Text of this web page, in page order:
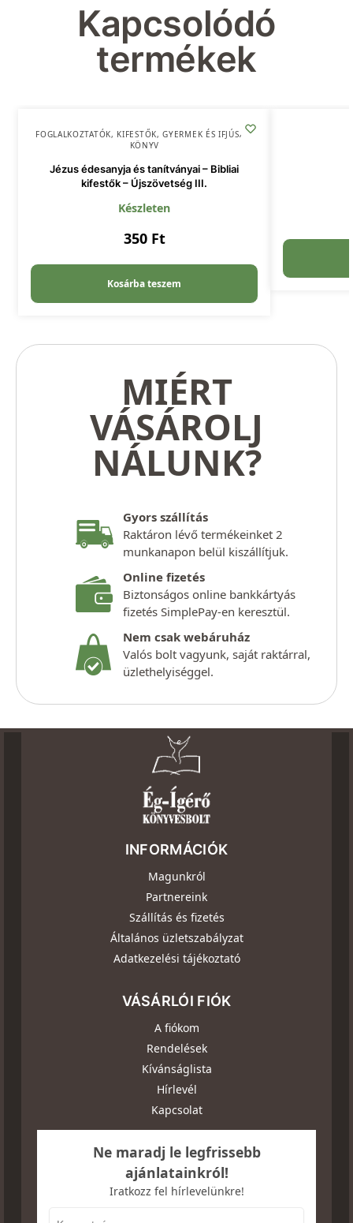
Kapcsolódó
termékek
FOGLALKOZTATÓK, KIFESTŐK,GYERMEK ÉS IFJÚSÁG,
KÖNYV
Jézus édesanyja és tanítványai – Bibliai
kifestők – Újszövetség III.
Készleten
350 Ft
Kosárba teszem
MIÉRT
VÁSÁROLJ
NÁLUNK?
Gyors szállítás
Raktáron lévő termékeinket 2
munkanapon belül kiszállítjuk.
Online fizetés
Biztonságos online bankkártyás
fizetés SimplePay-en keresztül.
Nem csak webáruház
Valós bolt vagyunk, saját raktárral,
üzlethelyiséggel.
INFORMÁCIÓK
Magunkról
Partnereink
Szállítás és fizetés
Általános üzletszabályzat
Adatkezelési tájékoztató
VÁSÁRLÓI FIÓK
A fiókom
Rendelések
Kívánságlista
Hírlevél
Kapcsolat
Ne maradj le legfrissebb
ajánlatainkról!
Iratkozz fel hírlevelünkre!